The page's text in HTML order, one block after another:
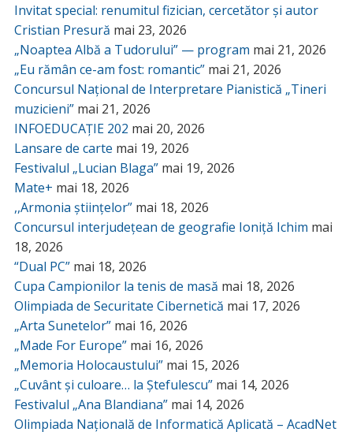
Invitat special: renumitul fizician, cercetător și autor
Cristian Presură mai 23, 2026
„Noaptea Albă a Tudorului” — program mai 21, 2026
„Eu rămân ce-am fost: romantic” mai 21, 2026
Concursul Național de Interpretare Pianistică „Tineri
muzicieni” mai 21, 2026
INFOEDUCAȚIE 202 mai 20, 2026
Lansare de carte mai 19, 2026
Festivalul „Lucian Blaga” mai 19, 2026
Mate+ mai 18, 2026
,,Armonia științelor” mai 18, 2026
Concursul interjudețean de geografie Ioniță Ichim mai
18, 2026
“Dual PC” mai 18, 2026
Cupa Campionilor la tenis de masă mai 18, 2026
Olimpiada de Securitate Cibernetică mai 17, 2026
„Arta Sunetelor” mai 16, 2026
„Made For Europe” mai 16, 2026
„Memoria Holocaustului” mai 15, 2026
„Cuvânt și culoare… la Ștefulescu” mai 14, 2026
Festivalul „Ana Blandiana” mai 14, 2026
Olimpiada Națională de Informatică Aplicată – AcadNet